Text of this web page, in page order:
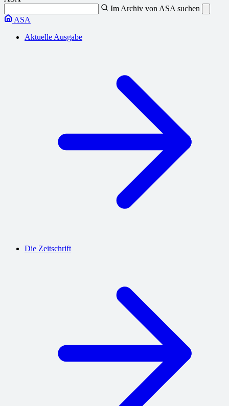
Im Archiv von ASA suchen
ASA
Aktuelle Ausgabe
Die Zeitschrift